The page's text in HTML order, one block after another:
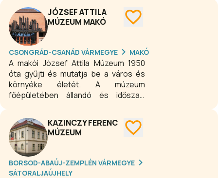
többet tudni a megye
képzőművészeiről? Akkor a legjobb
helyen jár! Időszaki és állandó
kiállítások, múzeumi-, családi és
gyermekprogramok széles kínálatával
egész évben várják Zalaegerszegen
az érdeklődőket.
JÓZSEF ATTILA
MÚZEUM MAKÓ
CSONGRÁD-CSANÁD VÁRMEGYE MAKÓ
A makói József Attila Múzeum 1950
óta gyűjti és mutatja be a város és
környéke életét. A múzeum
főépületében állandó és időszaki
található a szabadtéri néprajzi
kiállítás, a skanzen. A főépülettől pár
száz méterre van az Espersit-ház,
amely irodalmi kiállítóhely. József Attila
legnagyobb pártfogójának - Dr.
Espersit Jánosnak -, egykori házában
KAZINCZY FERENC
MÚZEUM
BORSOD-ABAÚJ-ZEMPLÉN VÁRMEGYE
SÁTORALJAÚJHELY